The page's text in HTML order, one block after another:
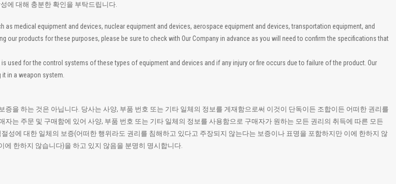
Board to Board Connectors
에 대해 충분한 확인을 부탁드립니다.
medical equipment and devices, nuclear equipment and devices, aerospace equipment and devices, transportation equipment, and
our products for these purposes, please be sure to check with Our Company in advance as you will need to confirm the specifications that
used for the control systems of these types of equipment and devices and if any injury or fire occurs due to failure of the product. Our
in a weapon system.
을 하는 것은 아닙니다. 당사는 사양, 부품 번호 또는 기타 일체의 정보를 게재함으로써 이것이 단독이든 조합이든 어떠한 권리를
는 주문 및 구매함에 있어 사양, 부품 번호 또는 기타 일체의 정보를 사용함으로 구매자가 원하는 모든 권리의 취득에 따른 모든
성에 대한 일체의 보증(어떠한 행위라도 권리를 침해하고 있다고 주장되지 않는다는 보증이나 표명을 포함하지만 이에 한하지 않
한하지 않습니다)을 하고 있지 않음을 분명히 명시합니다.